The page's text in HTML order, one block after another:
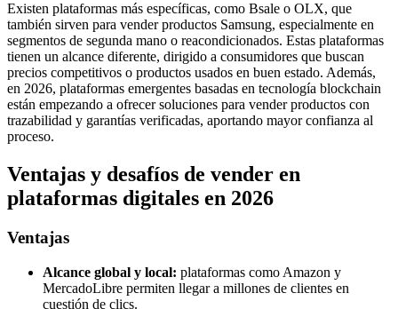
Existen plataformas más específicas, como Bsale o OLX, que
también sirven para vender productos Samsung, especialmente en
segmentos de segunda mano o reacondicionados. Estas plataformas
tienen un alcance diferente, dirigido a consumidores que buscan
precios competitivos o productos usados en buen estado. Además,
en 2026, plataformas emergentes basadas en tecnología blockchain
están empezando a ofrecer soluciones para vender productos con
trazabilidad y garantías verificadas, aportando mayor confianza al
proceso.
Ventajas y desafíos de vender en
plataformas digitales en 2026
Ventajas
Alcance global y local: plataformas como Amazon y
MercadoLibre permiten llegar a millones de clientes en
cuestión de clics.